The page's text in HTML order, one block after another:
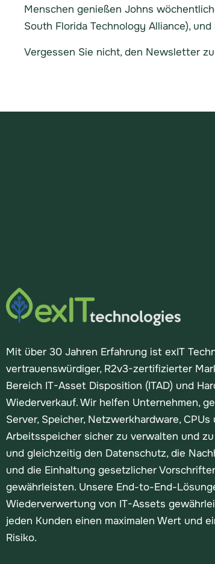
Menschen genießen Johns
South Florida Technology Alliance),
Vergessen Sie nicht, den Newsletter
Mit über 30 Jahren Erfahrung ist exIT
vertrauenswürdiger, R2v3-zertifizierter
Bereich IT-Asset Disposition (ITAD) und
Wiederverkauf. Wir helfen Unternehmen,
Server, Speicher, Netzwerkhardware, CPUs
Arbeitsspeicher sicher zu verwalten und
und gleichzeitig den Datenschutz, die
und die Einhaltung gesetzlicher
gewährleisten. Unsere End-to-End-
Wiederverwertung von IT-Assets
jeden Kunden einen maximalen Wert und
Risiko.